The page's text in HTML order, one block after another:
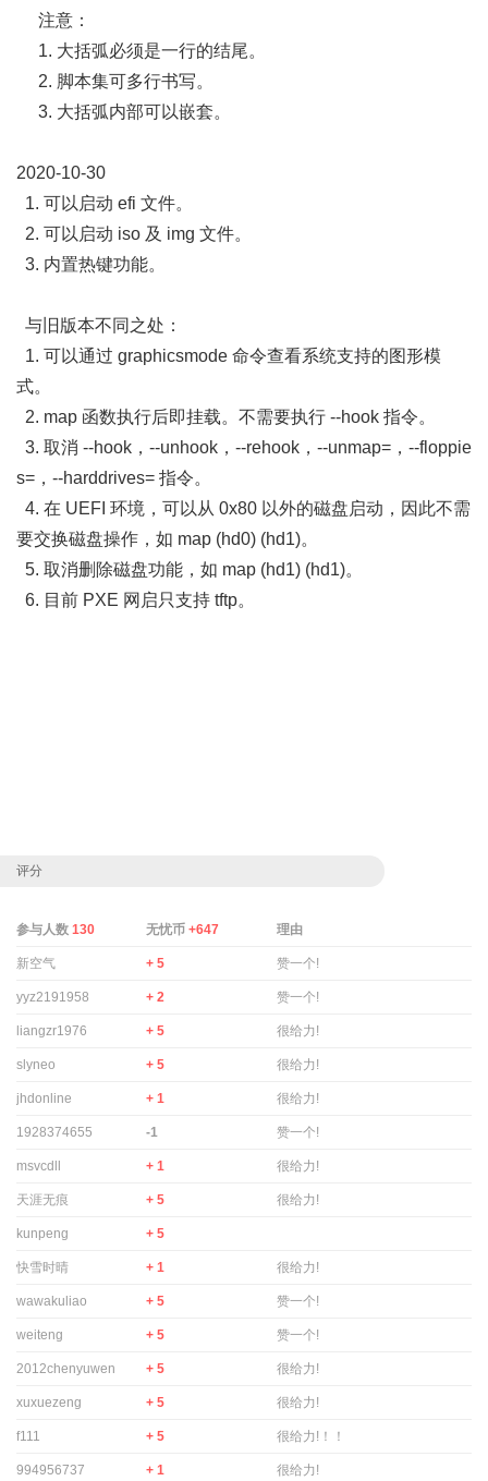
注意：
1. 大括弧必须是一行的结尾。
2. 脚本集可多行书写。
3. 大括弧内部可以嵌套。
2020-10-30
1. 可以启动 efi 文件。
2. 可以启动 iso 及 img 文件。
3. 内置热键功能。
与旧版本不同之处：
1. 可以通过 graphicsmode 命令查看系统支持的图形模
式。
2. map 函数执行后即挂载。不需要执行 --hook 指令。
3. 取消 --hook，--unhook，--rehook，--unmap=，--floppie
s=，--harddrives= 指令。
4. 在 UEFI 环境，可以从 0x80 以外的磁盘启动，因此不需
要交换磁盘操作，如 map (hd0) (hd1)。
5. 取消删除磁盘功能，如 map (hd1) (hd1)。
6. 目前 PXE 网启只支持 tftp。
评分
参与人数 130 无忧币+647 理由
新空气 + 5 赞一个!
yyz2191958 + 2 赞一个!
liangzr1976 + 5 很给力!
slyneo + 5 很给力!
jhdonline + 1 很给力!
1928374655 -1 赞一个!
msvcdll + 1 很给力!
天涯无痕 + 5 很给力!
kunpeng + 5
快雪时晴 + 1 很给力!
wawakuliao + 5 赞一个!
weiteng + 5 赞一个!
2012chenyuwen + 5 很给力!
xuxuezeng + 5 很给力!
f111 + 5 很给力!！！
994956737 + 1 很给力!